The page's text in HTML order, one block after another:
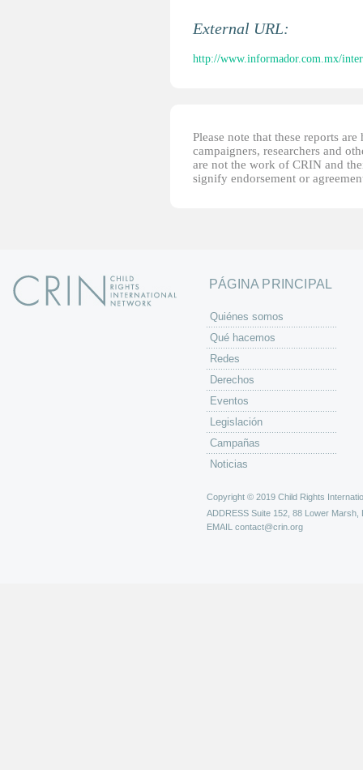
External URL:
http://www.informador.com.mx/
Please note that these reports
campaigners, researchers and
are not the work of CRIN and
signify endorsement or
PÁGINA PRINCIPAL
Quiénes somos
Qué hacemos
Redes
Derechos
Eventos
Legislación
Campañas
Noticias
Copyright © 2019 Child Rights
ADDRESS Suite 152, 88 Lower Marsh,
EMAIL contact@crin.org